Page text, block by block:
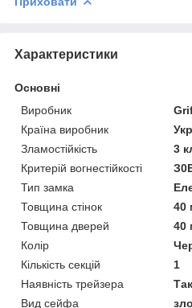
Характеристики
Основні
Виробник
Країна виробник
Зламостійкість
3
Критерій вогнестійкості
Тип замка
Товщина стінок
40
Товщина дверей
40
Колір
Кількість секцій
1
Наявність трейзера
Так
Вид сейфа